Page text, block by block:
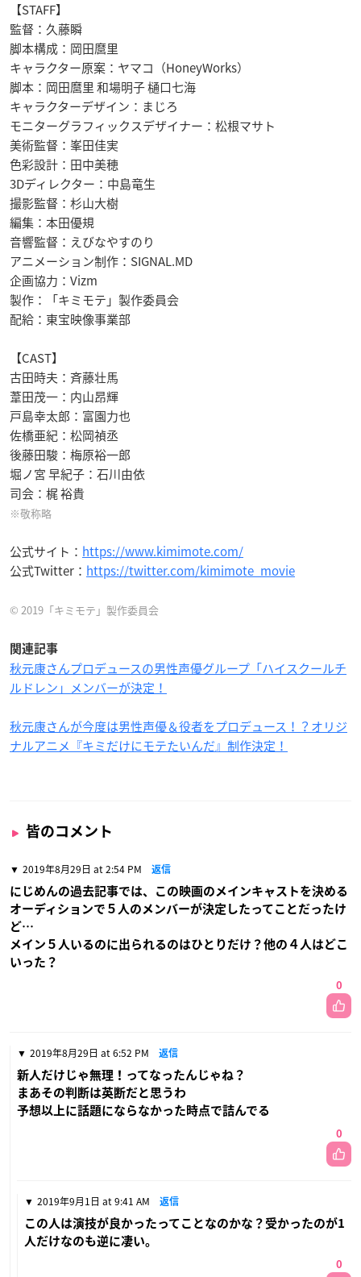
【STAFF】
監督：久藤瞬
脚本構成：岡田麿里
キャラクター原案：ヤマコ（HoneyWorks）
脚本：岡田麿里 和場明子 樋口七海
キャラクターデザイン：まじろ
モニターグラフィックスデザイナー：松根マサト
美術監督：峯田佳実
色彩設計：田中美穂
3Dディレクター：中島竜生
撮影監督：杉山大樹
編集：本田優規
音響監督：えびなやすのり
アニメーション制作：SIGNAL.MD
企画協力：Vizm
製作：「キミモテ」製作委員会
配給：東宝映像事業部
【CAST】
古田時夫：斉藤壮馬
葦田茂一：内山昂輝
戸島幸太郎：富園力也
佐橋亜紀：松岡禎丞
後藤田駿：梅原裕一郎
堀ノ宮 早紀子：石川由依
司会：梶 裕貴
※敬称略
公式サイト： https://www.kimimote.com/
公式Twitter： https://twitter.com/kimimote_movie
© 2019「キミモテ」製作委員会
関連記事
秋元康さんプロデュースの男性声優グループ「ハイスクールチ
ルドレン」メンバーが決定！
秋元康さんが今度は男性声優＆役者をプロデュース！？オリジ
ナルアニメ『キミだけにモテたいんだ』制作決定！
皆のコメント
2019年8月29日 at 2:54 PM 返信
にじめんの過去記事では、この映画のメインキャストを決める
オーディションで５人のメンバーが決定したってことだったけ
ど…
メイン５人いるのに出られるのはひとりだけ？他の４人はどこ
いった？
0
2019年8月29日 at 6:52 PM 返信
新人だけじゃ無理！ってなったんじゃね？
まあその判断は英断だと思うわ
予想以上に話題にならなかった時点で詰んでる
0
2019年9月1日 at 9:41 AM 返信
この人は演技が良かったってことなのかな？受かったのが1
人だけなのも逆に凄い。
0